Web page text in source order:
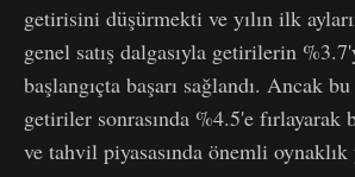
getirisini düşürmekti ve yılın ilk
genel satış dalgasıyla getirilerin
başlangıçta başarı sağlandı. Ancak
getiriler sonrasında %4.5'e fırlayarak
ve tahvil piyasasında önemli oynaklık